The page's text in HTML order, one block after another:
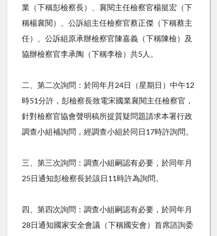
業（下稱彭檢察長）、襄閱主任檢察官楊挺宏（下
稱楊襄閱）、公訴組主任檢察官蔡正傑（下稱蔡主
任）、公訴組原承辦檢察官陳嘉義（下稱陳檢）及
協辦檢察官李承陶（下稱李檢）共5人。
二、第二次詢問：於同年月 24日（星期日）中午12
時51分許，彭檢察長致電宋國業襄閱主任檢察官，
針對檢察官協會聲明稿所提質疑問題請求本署行政
調查小組補詢問，經調查小組於同日 17時許詢問。
三、第三次詢問：調查小組嗣認有必要，於同年月
25日通知彭檢察長於該日 11 時許為詢問。
四、第四次詢問：調查小組嗣認有必要，於同年月
28日通知國家安全會議（下稱國安會）首席諮詢委